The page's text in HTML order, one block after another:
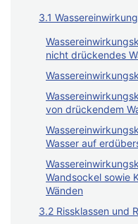
3.1
nicht drückendes
von drückendem
Wasser auf
Wandsockel sowie
Wänden
3.2 Rissklassen und